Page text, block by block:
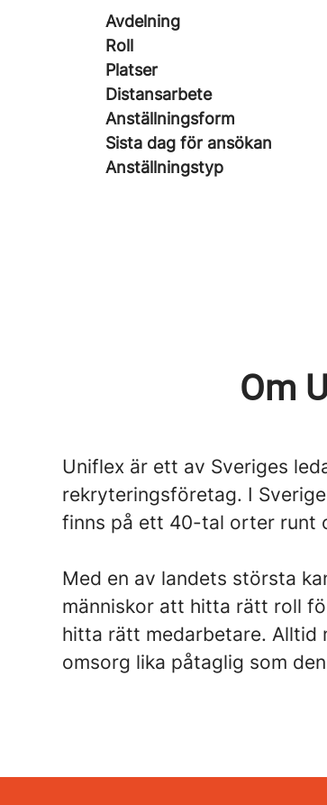
Avdelning
Roll
Platser
Distansarbete
Anställningsform
Sista dag för ansökan
Anställningstyp
Om
Uniflex är ett av Sveriges
rekryteringsföretag. I
finns på ett 40-tal orter runt
Med en av landets största
människor att hitta rätt roll
hitta rätt medarbetare. Alltid
omsorg lika påtaglig som